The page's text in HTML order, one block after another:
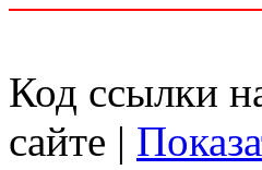
Код ссылки
сайте |